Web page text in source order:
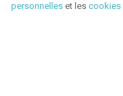
personnelles et les cookies